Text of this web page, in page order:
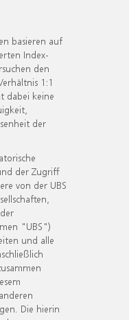
basieren auf
Index-
den
1:1
dabei keine
der
der Zugriff
von der UBS
"UBS")
und alle
Die hierin